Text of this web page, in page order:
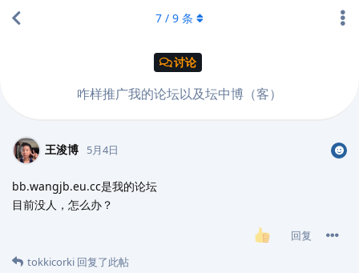
讨论
咋样推广我的论坛以及坛中博（客）
7 / 9 条
王浚博 5月4日
bb.wangjb.eu.cc是我的论坛
目前没人，怎么办？
回复
tokkicorki 回复了此帖